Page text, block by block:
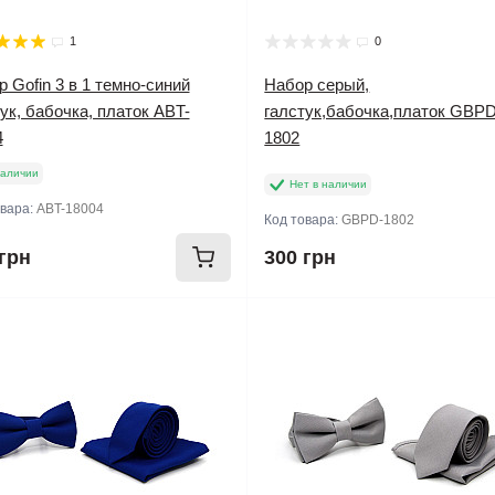
1
Gofin 3 в 1 темно-синий
бабочка, платок ABT-
ABT-18004
0
Набор серый,
галстук,бабочка,платок
1802
Нет в наличии
Код товара:GBPD-1802
300 грн